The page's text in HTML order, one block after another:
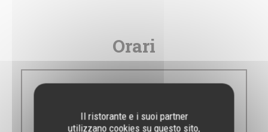
Il ristorante e i suoi partner
utilizzano cookies su questo sito,
Orari